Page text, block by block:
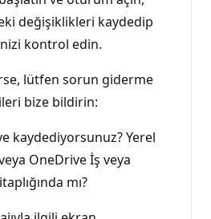
değişiklikleri kaydedip
kontrol edin.
lütfen sorun giderme
bize bildirin:
kaydediyorsunuz? Yerel
OneDrive İş veya
mı?